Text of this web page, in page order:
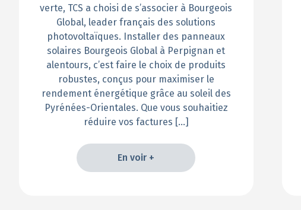
verte, TCS a choisi de s’associer à Bourgeois
Global, leader français des solutions
photovoltaïques. Installer des panneaux
solaires Bourgeois Global à Perpignan et
alentours, c’est faire le choix de produits
robustes, conçus pour maximiser le
rendement énergétique grâce au soleil des
Pyrénées-Orientales. Que vous souhaitiez
réduire vos factures […]
En voir +